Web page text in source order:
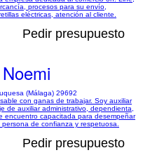
procesos para su envío,
eléctricas, atención al cliente.
Pedir presupuesto
(Málaga) 29692
con ganas de trabajar. Soy auxiliar
de auxiliar administrativo, dependienta,
encuentro capacitada para desempeñar
de confianza y respetuosa.
Pedir presupuesto